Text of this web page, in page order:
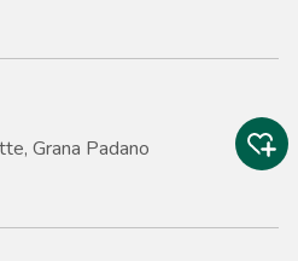
Grana Padano